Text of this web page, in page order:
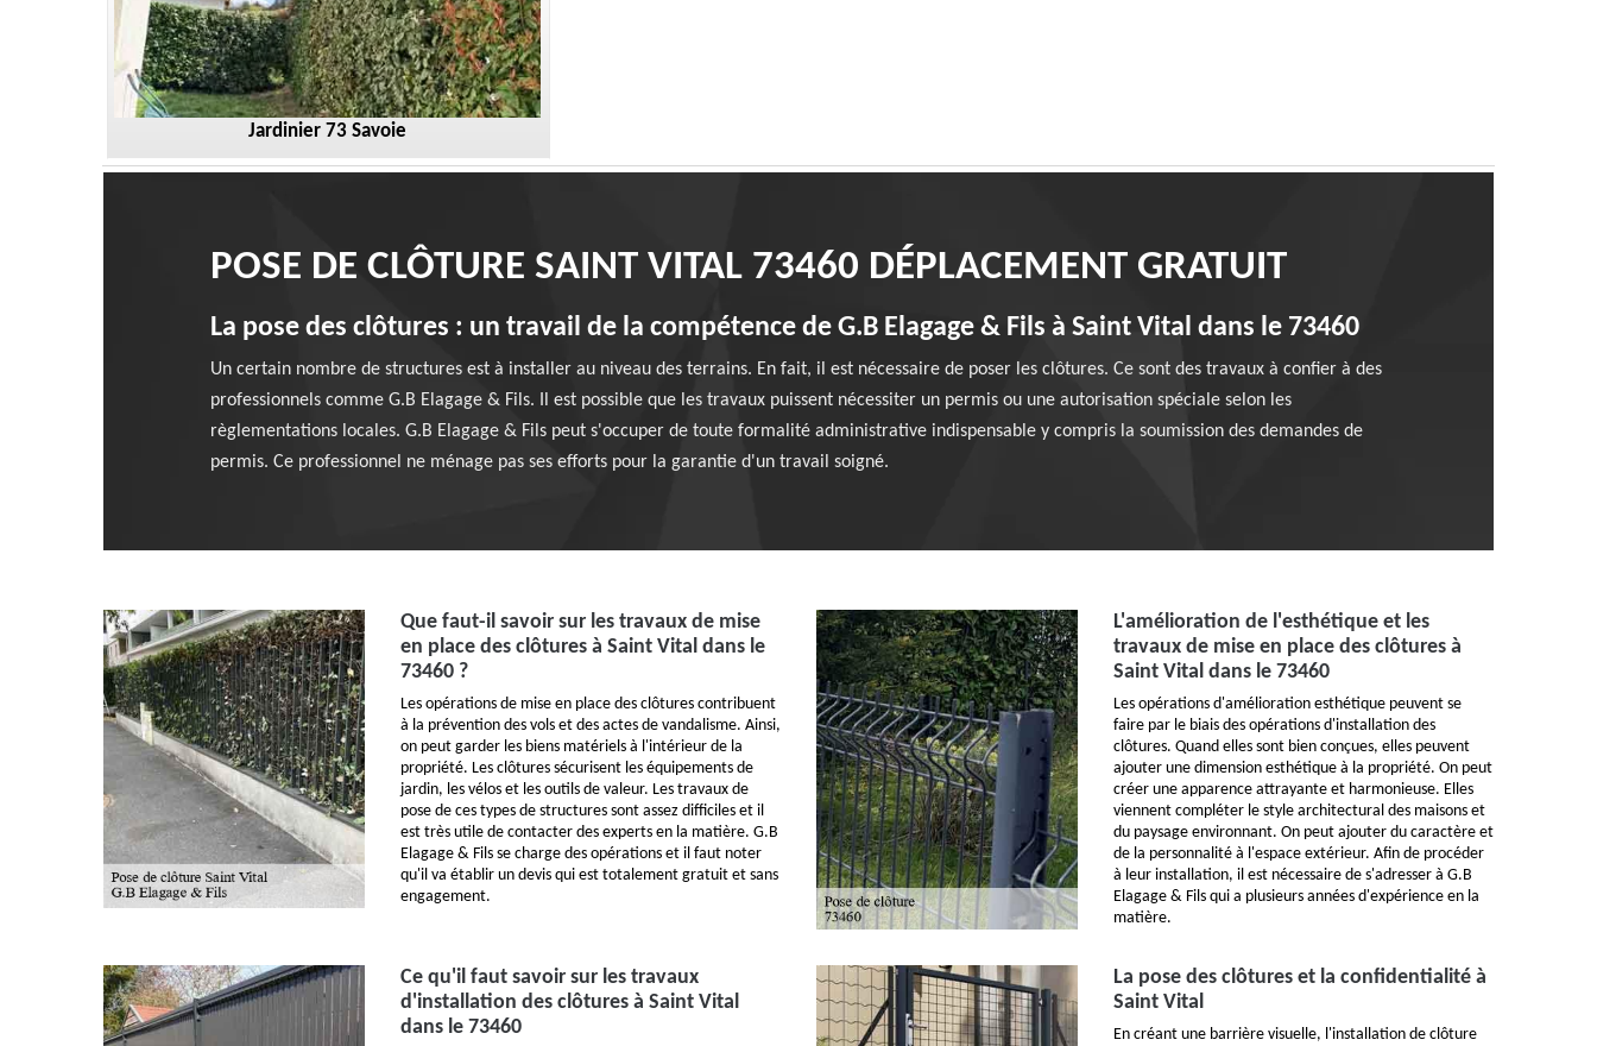
Jardinier 73 Savoie
POSE DE CLÔTURE SAINT VITAL 73460 DÉPLACEMENT GRATUIT
La pose des clôtures : un travail de la compétence de G.B Elagage & Fils à Saint Vital dans le 73460
Un certain nombre de structures est à installer au niveau des terrains. En fait, il est nécessaire de poser les clôtures. Ce sont des travaux à confier à des
professionnels comme G.B Elagage & Fils. Il est possible que les travaux puissent nécessiter un permis ou une autorisation spéciale selon les
règlementations locales. G.B Elagage & Fils peut s'occuper de toute formalité administrative indispensable y compris la soumission des demandes de
permis. Ce professionnel ne ménage pas ses efforts pour la garantie d'un travail soigné.
Que faut-il savoir sur les travaux de mise
en place des clôtures à Saint Vital dans le
73460 ?
Les opérations de mise en place des clôtures contribuent
à la prévention des vols et des actes de vandalisme. Ainsi,
on peut garder les biens matériels à l'intérieur de la
propriété. Les clôtures sécurisent les équipements de
jardin, les vélos et les outils de valeur. Les travaux de
pose de ces types de structures sont assez difficiles et il
est très utile de contacter des experts en la matière. G.B
Elagage & Fils se charge des opérations et il faut noter
qu'il va établir un devis qui est totalement gratuit et sans
engagement.
L'amélioration de l'esthétique et les
travaux de mise en place des clôtures à
Saint Vital dans le 73460
Les opérations d'amélioration esthétique peuvent se
faire par le biais des opérations d'installation des
clôtures. Quand elles sont bien conçues, elles peuvent
ajouter une dimension esthétique à la propriété. On peut
créer une apparence attrayante et harmonieuse. Elles
viennent compléter le style architectural des maisons et
du paysage environnant. On peut ajouter du caractère et
de la personnalité à l'espace extérieur. Afin de procéder
à leur installation, il est nécessaire de s'adresser à G.B
Elagage & Fils qui a plusieurs années d'expérience en la
matière.
Ce qu'il faut savoir sur les travaux
d'installation des clôtures à Saint Vital
dans le 73460
La pose des clôtures et la confidentialité à
Saint Vital
En créant une barrière visuelle, l'installation de clôture